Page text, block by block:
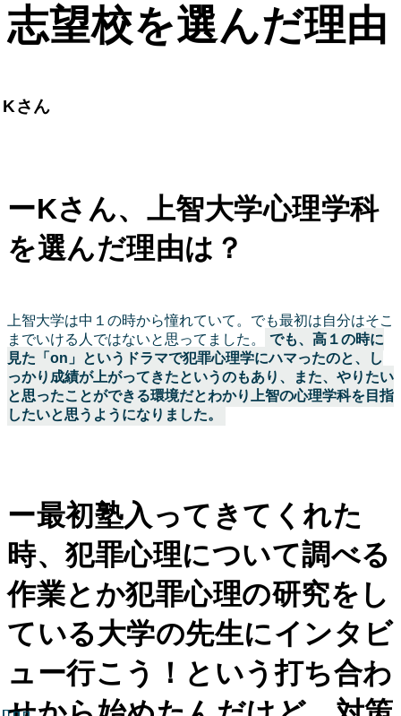
志望校を選んだ理由
Kさん
ーKさん、上智大学心理学科
を選んだ理由は？
上智大学は中１の時から憧れていて。でも最初は自分はそこ
までいける人ではないと思ってました。
でも、高１の時に
見た「on」というドラマで犯罪心理学にハマったのと、し
っかり成績が上がってきたというのもあり、また、やりたい
と思ったことができる環境だとわかり上智の心理学科を目指
したいと思うようになりました。
ー最初塾入ってきてくれた
時、犯罪心理について調べる
作業とか犯罪心理の研究をし
ている大学の先生にインタビ
ュー行こう！という打ち合わ